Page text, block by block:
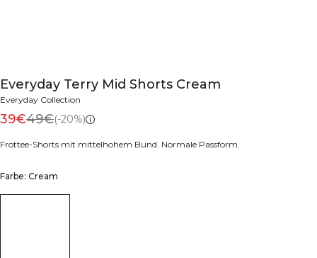
Everyday Terry Mid Shorts Cream
Everyday Collection
39€49€(-20%)
Frottee-Shorts mit mittelhohem Bund. Normale Passform.
Farbe: Cream